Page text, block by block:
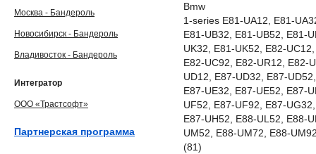
Bmw
1-series E81-UA12, E81-
E81-UB32, E81-UB52, E81-
UK32, E81-UK52, E82-
E82-UC92, E82-UR12, E82-
UD12, E87-UD32, E87-
E87-UE32, E87-UE52, E87-
UF52, E87-UF92, E87-
E87-UH52, E88-UL52, E88-
UM52, E88-UM72, E88-
(81)
Москва - Бандероль
Новосибирск - Бандероль
Владивосток - Бандероль
Интегратор
ООО «Трастсофт»
Партнерская программа